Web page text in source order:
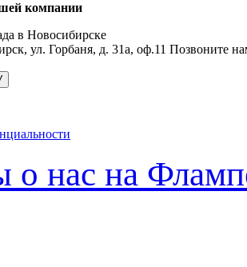
компании
в Новосибирске
, ул. Горбаня, д. 31а, оф.11 Позвоните
о нас на